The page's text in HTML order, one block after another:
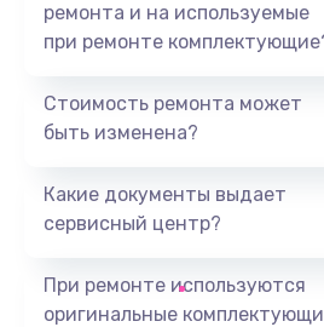
ремонта и на используемые
при ремонте
Стоимость ремонта может
быть изменена?
Какие документы выдает
сервисный центр?
При ремонте используются
оригинальные